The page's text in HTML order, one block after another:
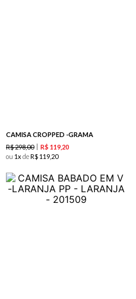
CAMISA CROPPED -GRAMA
R$298,00 R$ 119 20
ou 1 deR$ 119 20